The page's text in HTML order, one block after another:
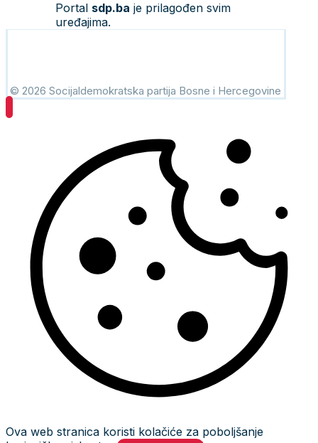
Portal sdp.ba je prilagođen svim
uređajima.
© 2026 Socijaldemokratska partija Bosne i Hercegovine
Ova web stranica koristi kolačiće za poboljšanje